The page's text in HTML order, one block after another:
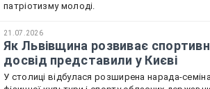
патріотизму молоді.
21.07.2026
Як Львівщина розвиває
досвід представили у Києві
У столиці відбулася розширена нарада-